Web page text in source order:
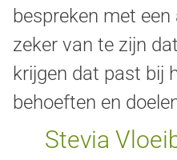
bespreken met
zeker van te zijn
krijgen dat past bij
behoeften en
Stevia